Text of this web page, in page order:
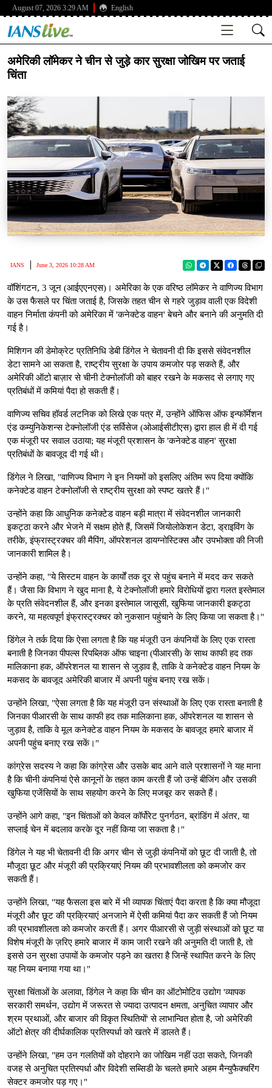
August 07, 2026 3:29 AM English
अमेरिकी लॉमेकर ने चीन से जुड़े कार सुरक्षा जोखिम पर जताई
चिंता
IANS June 3, 2026 10:28 AM
वॉशिंगटन, 3 जून (आईएएनएस)। अमेरिका के एक वरिष्ठ लॉमेकर ने वाणिज्य विभाग
के उस फैसले पर चिंता जताई है, जिसके तहत चीन से गहरे जुड़ाव वाली एक विदेशी
वाहन निर्माता कंपनी को अमेरिका में 'कनेक्टेड वाहन' बेचने और बनाने की अनुमति दी
गई है।
मिशिगन की डेमोक्रेट प्रतिनिधि डेबी डिंगेल ने चेतावनी दी कि इससे संवेदनशील
डेटा सामने आ सकता है, राष्ट्रीय सुरक्षा के उपाय कमजोर पड़ सकते हैं, और
अमेरिकी ऑटो बाज़ार से चीनी टेक्नोलॉजी को बाहर रखने के मकसद से लगाए गए
प्रतिबंधों में कमियां पैदा हो सकती हैं।
वाणिज्य सचिव हॉवर्ड लटनिक को लिखे एक पत्र में, उन्होंने ऑफिस ऑफ इन्फॉर्मेशन
एंड कम्युनिकेशन्स टेक्नोलॉजी एंड सर्विसेज (ओआईसीटीएस) द्वारा हाल ही में दी गई
एक मंजूरी पर सवाल उठाया; यह मंजूरी प्रशासन के 'कनेक्टेड वाहन' सुरक्षा
प्रतिबंधों के बावजूद दी गई थी।
डिंगेल ने लिखा, "वाणिज्य विभाग ने इन नियमों को इसलिए अंतिम रूप दिया क्योंकि
कनेक्टेड वाहन टेक्नोलॉजी से राष्ट्रीय सुरक्षा को स्पष्ट खतरे हैं।"
उन्होंने कहा कि आधुनिक कनेक्टेड वाहन बड़ी मात्रा में संवेदनशील जानकारी
इकट्ठा करने और भेजने में सक्षम होते हैं, जिसमें जियोलोकेशन डेटा, ड्राइविंग के
तरीके, इंफ्रास्ट्रक्चर की मैपिंग, ऑपरेशनल डायग्नोस्टिक्स और उपभोक्ता की निजी
जानकारी शामिल है।
उन्होंने कहा, "ये सिस्टम वाहन के कार्यों तक दूर से पहुंच बनाने में मदद कर सकते
हैं। जैसा कि विभाग ने खुद माना है, ये टेक्नोलॉजी हमारे विरोधियों द्वारा गलत इस्तेमाल
के प्रति संवेदनशील हैं, और इनका इस्तेमाल जासूसी, खुफिया जानकारी इकट्ठा
करने, या महत्वपूर्ण इंफ्रास्ट्रक्चर को नुकसान पहुंचाने के लिए किया जा सकता है।"
डिंगेल ने तर्क दिया कि ऐसा लगता है कि यह मंजूरी उन कंपनियों के लिए एक रास्ता
बनाती है जिनका पीपल्स रिपब्लिक ऑफ चाइना (पीआरसी) के साथ काफी हद तक
मालिकाना हक, ऑपरेशनल या शासन से जुड़ाव है, ताकि वे कनेक्टेड वाहन नियम के
मकसद के बावजूद अमेरिकी बाजार में अपनी पहुंच बनाए रख सकें।
उन्होंने लिखा, "ऐसा लगता है कि यह मंजूरी उन संस्थाओं के लिए एक रास्ता बनाती है
जिनका पीआरसी के साथ काफी हद तक मालिकाना हक, ऑपरेशनल या शासन से
जुड़ाव है, ताकि वे मूल कनेक्टेड वाहन नियम के मकसद के बावजूद हमारे बाजार में
अपनी पहुंच बनाए रख सकें।"
कांग्रेस सदस्य ने कहा कि कांग्रेस और उसके बाद आने वाले प्रशासनों ने यह माना
है कि चीनी कंपनियां ऐसे कानूनों के तहत काम करती हैं जो उन्हें बीजिंग और उसकी
खुफिया एजेंसियों के साथ सहयोग करने के लिए मजबूर कर सकते हैं।
उन्होंने आगे कहा, "इन चिंताओं को केवल कॉर्पोरेट पुनर्गठन, ब्रांडिंग में अंतर, या
सप्लाई चेन में बदलाव करके दूर नहीं किया जा सकता है।"
डिंगेल ने यह भी चेतावनी दी कि अगर चीन से जुड़ी कंपनियों को छूट दी जाती है, तो
मौजूदा छूट और मंजूरी की प्रक्रियाएं नियम की प्रभावशीलता को कमजोर कर
सकती हैं।
उन्होंने लिखा, "यह फैसला इस बारे में भी व्यापक चिंताएं पैदा करता है कि क्या मौजूदा
मंजूरी और छूट की प्रक्रियाएं अनजाने में ऐसी कमियां पैदा कर सकती हैं जो नियम
की प्रभावशीलता को कमजोर करती हैं। अगर पीआरसी से जुड़ी संस्थाओं को छूट या
विशेष मंजूरी के ज़रिए हमारे बाजार में काम जारी रखने की अनुमति दी जाती है, तो
इससे उन सुरक्षा उपायों के कमजोर पड़ने का खतरा है जिन्हें स्थापित करने के लिए
यह नियम बनाया गया था।"
सुरक्षा चिंताओं के अलावा, डिंगेल ने कहा कि चीन का ऑटोमोटिव उद्योग 'व्यापक
सरकारी समर्थन, उद्योग में जरूरत से ज्यादा उत्पादन क्षमता, अनुचित व्यापार और
श्रम प्रथाओं, और बाजार की विकृत स्थितियों' से लाभान्वित होता है, जो अमेरिकी
ऑटो क्षेत्र की दीर्घकालिक प्रतिस्पर्धा को खतरे में डालते हैं।
उन्होंने लिखा, "हम उन गलतियों को दोहराने का जोखिम नहीं उठा सकते, जिनकी
वजह से अनुचित प्रतिस्पर्धा और विदेशी सब्सिडी के चलते हमारे अहम मैन्युफैक्चरिंग
सेक्टर कमजोर पड़ गए।"